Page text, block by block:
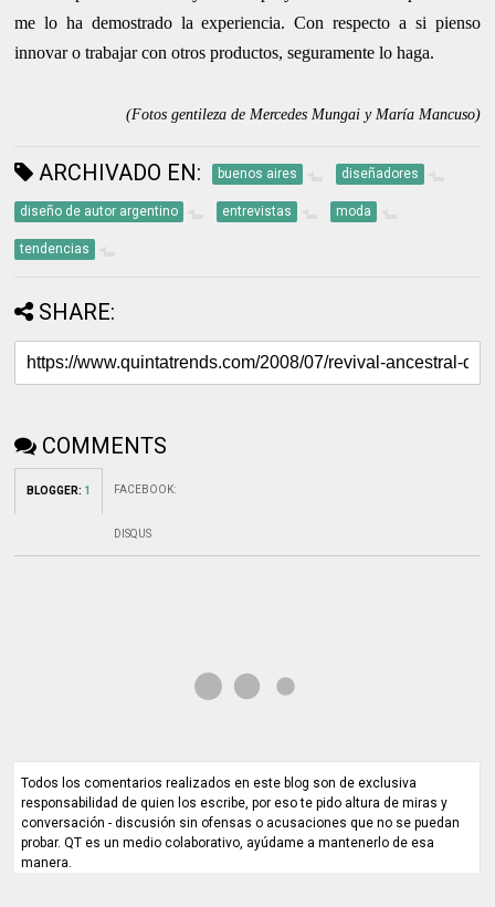
me lo ha demostrado la experiencia. Con respecto a si pienso
innovar o trabajar con otros productos, seguramente lo haga.
(Fotos gentileza de Mercedes Mungai y María Mancuso)
ARCHIVADO EN: buenos aires diseñadores
diseño de autor argentino entrevistas moda
tendencias
SHARE:
COMMENTS
BLOGGER: 1 FACEBOOK:
DISQUS
Todos los comentarios realizados en este blog son de exclusiva
responsabilidad de quien los escribe, por eso te pido altura de miras y
conversación - discusión sin ofensas o acusaciones que no se puedan
probar. QT es un medio colaborativo, ayúdame a mantenerlo de esa
manera.